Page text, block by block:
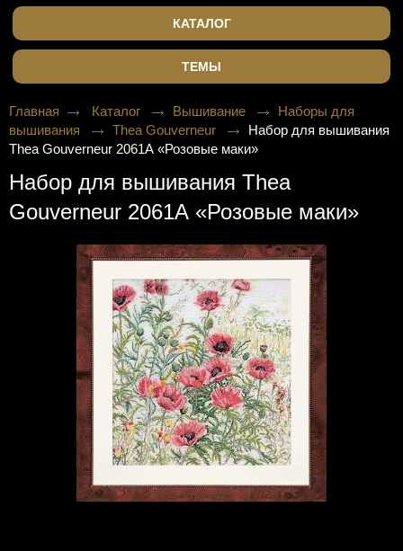
КАТАЛОГ
ТЕМЫ
Главная Каталог Вышивание
Наборы для
вышивания
Thea Gouverneur
Набор для вышивания
Thea Gouverneur 2061А «Розовые маки»
Набор для вышивания Thea
Gouverneur 2061А «Розовые маки»